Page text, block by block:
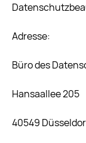
Adresse:
Büro des
Hansaallee 205
40549